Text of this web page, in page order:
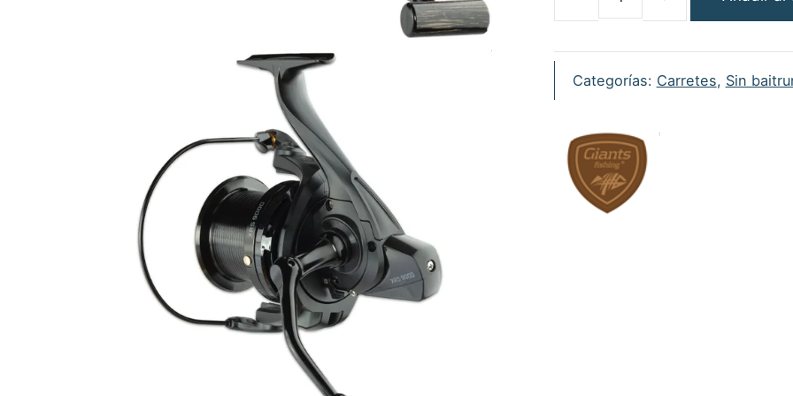
Carrete
XRS
cantidad
Categorías: Carretes, Sin